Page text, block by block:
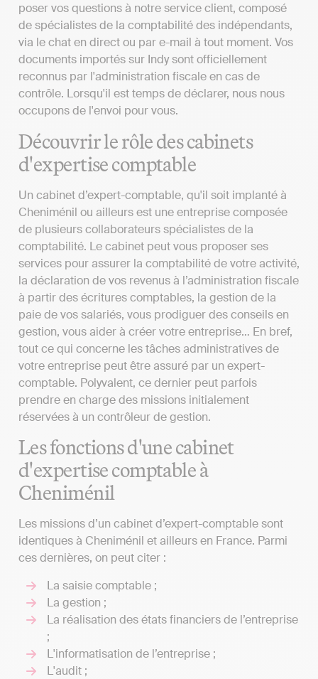
poser vos questions à notre service client, composé
de spécialistes de la comptabilité des indépendants,
via le chat en direct ou par e-mail à tout moment. Vos
documents importés sur Indy sont officiellement
reconnus par l'administration fiscale en cas de
contrôle. Lorsqu'il est temps de déclarer, nous nous
occupons de l'envoi pour vous.
Découvrir le rôle des cabinets
d'expertise comptable
Un cabinet d’expert-comptable, qu'il soit implanté à
Cheniménil ou ailleurs est une entreprise composée
de plusieurs collaborateurs spécialistes de la
comptabilité. Le cabinet peut vous proposer ses
services pour assurer la comptabilité de votre activité,
la déclaration de vos revenus à l’administration fiscale
à partir des écritures comptables, la gestion de la
paie de vos salariés, vous prodiguer des conseils en
gestion, vous aider à créer votre entreprise… En bref,
tout ce qui concerne les tâches administratives de
votre entreprise peut être assuré par un expert-
comptable. Polyvalent, ce dernier peut parfois
prendre en charge des missions initialement
réservées à un contrôleur de gestion.
Les fonctions d'une cabinet
d'expertise comptable à
Cheniménil
Les missions d’un cabinet d’expert-comptable sont
identiques à Cheniménil et ailleurs en France. Parmi
ces dernières, on peut citer :
La saisie comptable ;
La gestion ;
La réalisation des états financiers de l’entreprise
;
L'informatisation de l’entreprise ;
L'audit ;